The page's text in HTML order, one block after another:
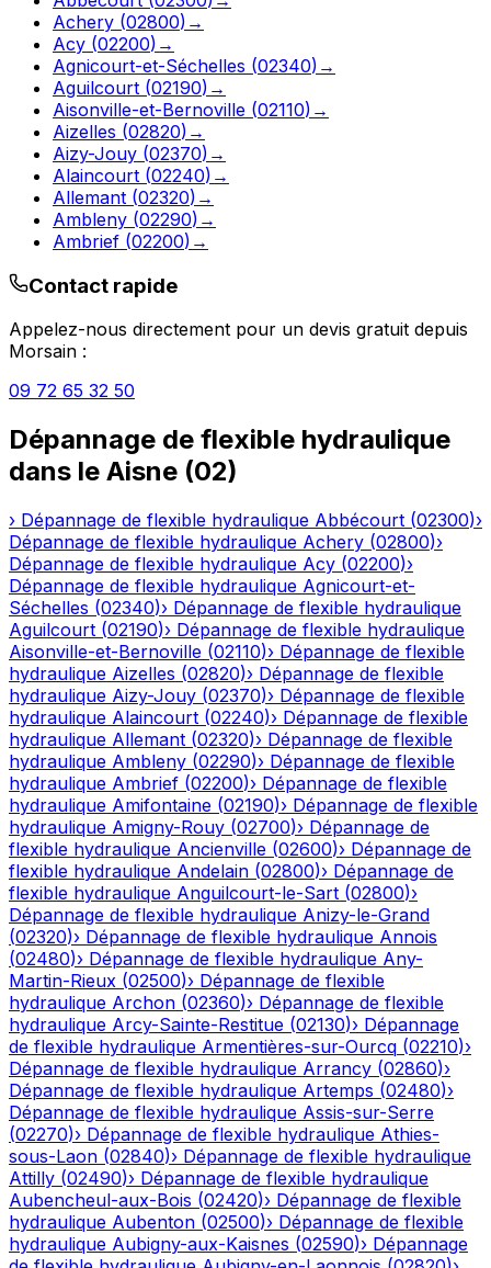
Achery (02800) →
Acy (02200) →
Agnicourt-et-Séchelles (02340) →
Aguilcourt (02190) →
Aisonville-et-Bernoville (02110) →
Aizelles (02820) →
Aizy-Jouy (02370) →
Alaincourt (02240) →
Allemant (02320) →
Ambleny (02290) →
Ambrief (02200) →
Contact rapide
Appelez-nous directement pour un devis gratuit depuis
Morsain :
09 72 65 32 50
Dépannage de flexible hydraulique
dans le Aisne (02)
› Dépannage de flexible hydraulique Abbécourt (02300)›
Dépannage de flexible hydraulique Achery (02800)›
Dépannage de flexible hydraulique Acy (02200)›
Dépannage de flexible hydraulique Agnicourt-et-
Séchelles (02340)› Dépannage de flexible hydraulique
Aguilcourt (02190)› Dépannage de flexible hydraulique
Aisonville-et-Bernoville (02110)› Dépannage de flexible
hydraulique Aizelles (02820)› Dépannage de flexible
hydraulique Aizy-Jouy (02370)› Dépannage de flexible
hydraulique Alaincourt (02240)› Dépannage de flexible
hydraulique Allemant (02320)› Dépannage de flexible
hydraulique Ambleny (02290)› Dépannage de flexible
hydraulique Ambrief (02200)› Dépannage de flexible
hydraulique Amifontaine (02190)› Dépannage de flexible
hydraulique Amigny-Rouy (02700)› Dépannage de
flexible hydraulique Ancienville (02600)› Dépannage de
flexible hydraulique Andelain (02800)› Dépannage de
flexible hydraulique Anguilcourt-le-Sart (02800)›
Dépannage de flexible hydraulique Anizy-le-Grand
(02320)› Dépannage de flexible hydraulique Annois
(02480)› Dépannage de flexible hydraulique Any-
Martin-Rieux (02500)› Dépannage de flexible
hydraulique Archon (02360)› Dépannage de flexible
hydraulique Arcy-Sainte-Restitue (02130)› Dépannage
de flexible hydraulique Armentières-sur-Ourcq (02210)›
Dépannage de flexible hydraulique Arrancy (02860)›
Dépannage de flexible hydraulique Artemps (02480)›
Dépannage de flexible hydraulique Assis-sur-Serre
(02270)› Dépannage de flexible hydraulique Athies-
sous-Laon (02840)› Dépannage de flexible hydraulique
Attilly (02490)› Dépannage de flexible hydraulique
Aubencheul-aux-Bois (02420)› Dépannage de flexible
hydraulique Aubenton (02500)› Dépannage de flexible
hydraulique Aubigny-aux-Kaisnes (02590)› Dépannage